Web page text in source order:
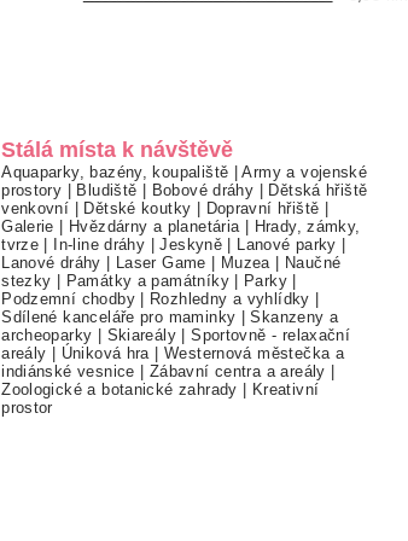
Stálá místa k návštěvě
Aquaparky, bazény, koupaliště |Army a vojenské
prostory | Bludiště | Bobové dráhy | Dětská hřiště
venkovní | Dětské koutky | Dopravní hřiště |
Galerie | Hvězdárny a planetária | Hrady, zámky,
tvrze | In-line dráhy |Jeskyně | Lanové parky |
Lanové dráhy | Laser Game | Muzea | Naučné
stezky | Památky a památníky| Parky |
Podzemní chodby| Rozhledny a vyhlídky |
Sdílené kanceláře pro maminky |Skanzeny a
archeoparky | Skiareály |Sportovně - relaxační
areály | Úniková hra |Westernová městečka a
indiánské vesnice | Zábavní centra a areály |
Zoologické a botanické zahrady | Kreativní
prostor